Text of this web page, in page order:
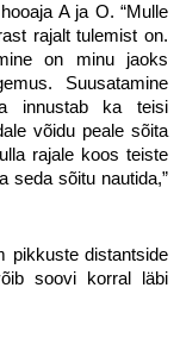
A ja O. “Mulle
rajalt tulemist on.
on minu jaoks
Suusatamine
innustab ka teisi
võidu peale sõita
rajale koos teiste
seda sõitu nautida,”
pikkuste distantside
soovi korral läbi